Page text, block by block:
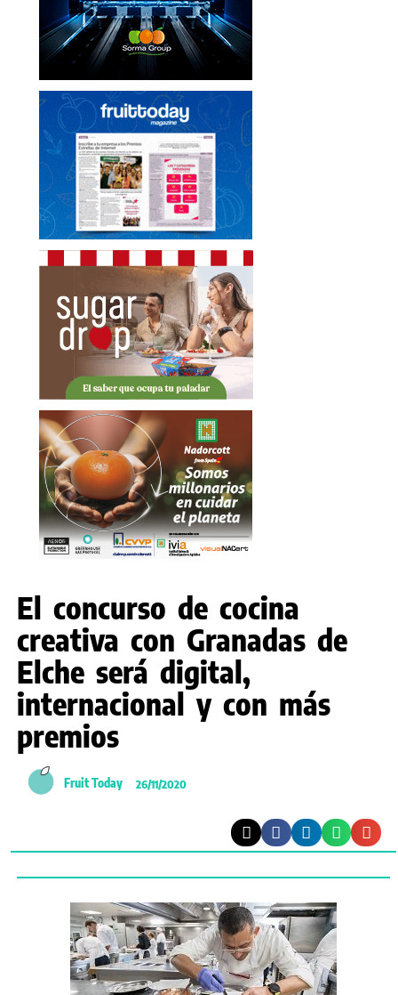
El concurso de cocina
creativa con Granadas de
Elche será digital,
internacional y con más
premios
Fruit Today 26/11/2020